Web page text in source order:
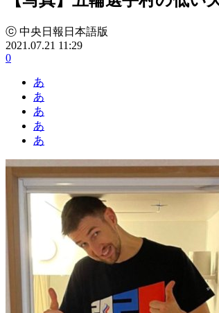
ⓒ 中央日報日本語版
2021.07.21 11:29
0
あ
あ
あ
あ
あ